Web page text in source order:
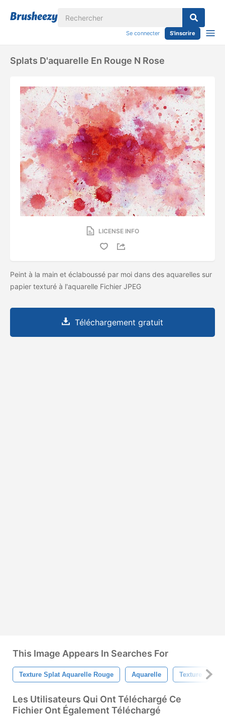
Se connecter S'inscrire
Splats D'aquarelle En Rouge N Rose
LICENSE INFO
Peint à la main et éclaboussé par moi dans des aquarelles sur
papier texturé à l'aquarelle Fichier JPEG
Téléchargement gratuit
This Image Appears In Searches For
Texture Splat Aquarelle Rouge Aquarelle Texture
Les Utilisateurs Qui Ont Téléchargé Ce
Fichier Ont Également Téléchargé